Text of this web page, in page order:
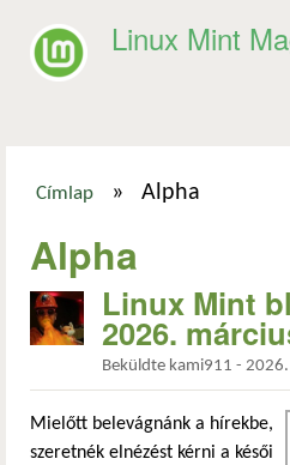
Linux Mint
Címlap » Alpha
Alpha
Linux Mint
2026.
Beküldte kami911 -
Mielőtt belevágnánk a hírekbe,
szeretnék elnézést kérni a késői